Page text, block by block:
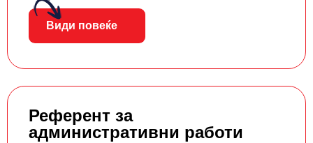
Види повеќе
Референт за
административни работи